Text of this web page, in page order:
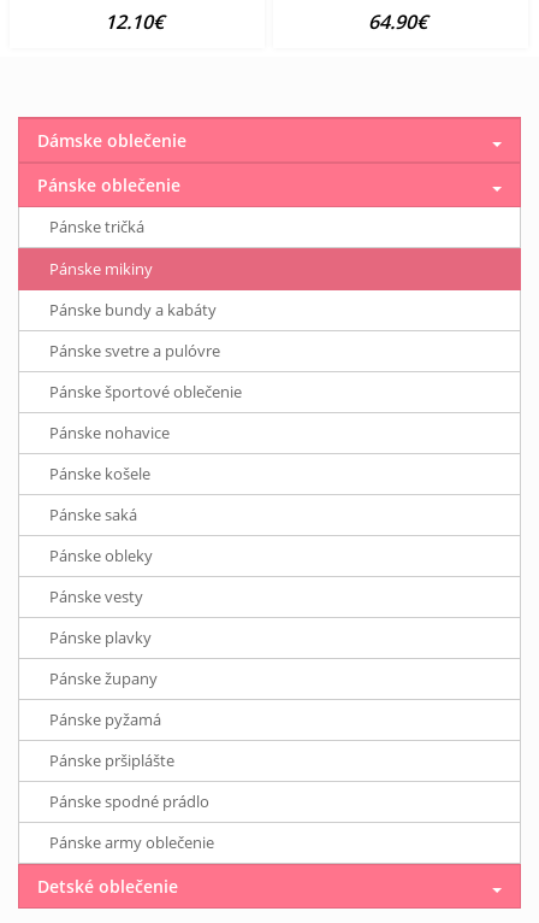
12.10€ 64.90€
Dámske oblečenie
Pánske oblečenie
Pánske tričká
Pánske mikiny
Pánske bundy a kabáty
Pánske svetre a pulóvre
Pánske športové oblečenie
Pánske nohavice
Pánske košele
Pánske saká
Pánske obleky
Pánske vesty
Pánske plavky
Pánske župany
Pánske pyžamá
Pánske pršiplášte
Pánske spodné prádlo
Pánske army oblečenie
Detské oblečenie